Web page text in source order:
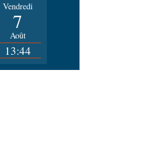
Vendredi
7
Août
13:44